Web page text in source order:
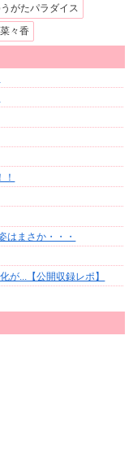
がたパラダイス
々香
はまさか・・・
が...【公開収録レポ】